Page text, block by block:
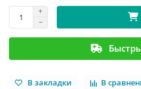
В закладки В